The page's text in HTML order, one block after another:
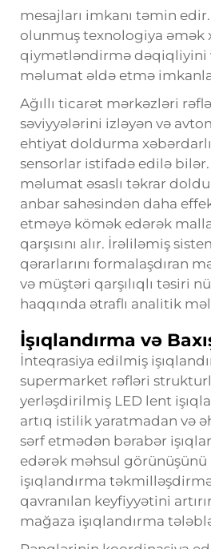
mesajları imkanı təmin
olunmuş texnologiya əmək
qiymətləndirmə dəqiqliyini
məlumat əldə etmə
Ağıllı ticarət mərkəzləri
səviyyələrini izləyən və
ehtiyat doldurma
sensorlar istifadə edilə
məlumat əsaslı təkrar
anbar sahəsindən daha
etməyə kömək edərək
qarşısını alır. İrəliləmiş
qərarlarını formalaşdıran
və müştəri qarşılıqlı təsiri
haqqında ətraflı analitik
İşıqlandırma və
İnteqrasiya edilmiş
supermarket rəfləri
yerləşdirilmiş LED lent
artıq istilik yaratmadan və
sərf etmədən bərabər
edərək məhsul görünüşünü
işıqlandırma
qavranılan keyfiyyətini
mağaza işıqlandırma